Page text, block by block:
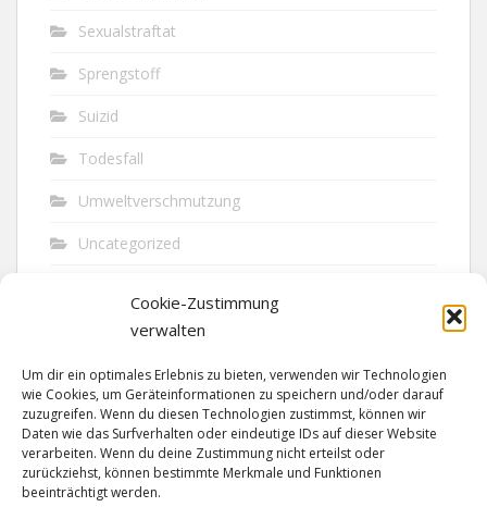
Cookie-Zustimmung
verwalten
Um dir ein optimales Erlebnis zu bieten, verwenden wir Technologien
wie Cookies, um Geräteinformationen zu speichern und/oder darauf
zuzugreifen. Wenn du diesen Technologien zustimmst, können wir
Daten wie das Surfverhalten oder eindeutige IDs auf dieser Website
verarbeiten. Wenn du deine Zustimmung nicht erteilst oder
zurückziehst, können bestimmte Merkmale und Funktionen
beeinträchtigt werden.
Sexualstraftat
Sprengstoff
Suizid
Todesfall
Umweltverschmutzung
Uncategorized
Vandalismus
Verkehr
Verkehrsunfall
Vermisst
Waffen